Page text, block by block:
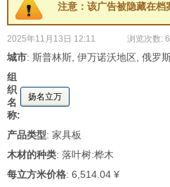
注意：该广告被隐藏在档
2025年11月13日 12:11 浏览次数:
城市: 斯普林斯, 伊万诺沃地区, 俄罗
组
织
名
称:
扬名立万
产品类型: 家具板
木材的种类: 落叶树:桦木
每立方米价格: 6,514.04 ¥